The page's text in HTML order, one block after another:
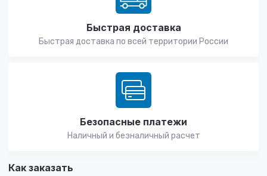
Быстрая доставка
Быстрая доставка по всей территории России
Безопасные платежи
Наличный и безналичный расчет
Как заказать